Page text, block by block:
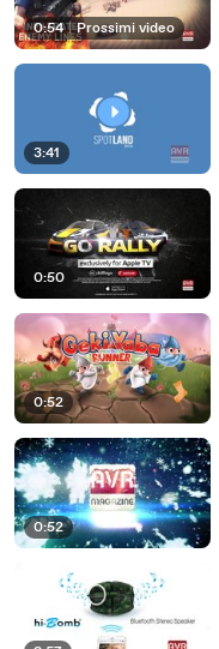
0:54 | Prossimi video
3:41
0:50
0:52
0:52